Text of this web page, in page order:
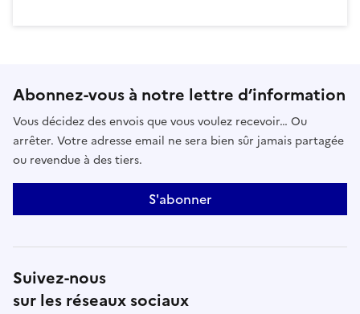
Abonnez-vous à notre lettre d’information
Vous décidez des envois que vous voulez recevoir… Ou
arrêter. Votre adresse email ne sera bien sûr jamais partagée
ou revendue à des tiers.
S'abonner
Suivez-nous
sur les réseaux sociaux